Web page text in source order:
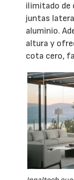
ilimitado de
juntas
aluminio.
altura y
cota cero,